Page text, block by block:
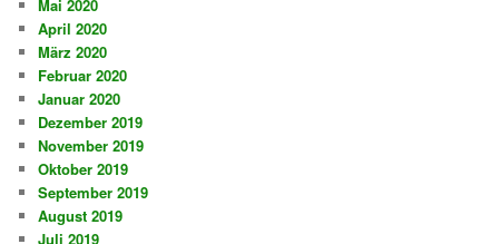
Mai 2020
April 2020
März 2020
Februar 2020
Januar 2020
Dezember 2019
November 2019
Oktober 2019
September 2019
August 2019
Juli 2019